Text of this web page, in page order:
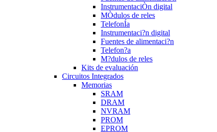
InstrumentaciÒn digital
MÒdulos de reles
TelefonÍa
Instrumentaci?n digital
Fuentes de alimentaci?n
Telefon?a
M?dulos de reles
Kits de evaluación
Circuitos Integrados
Memorias
SRAM
DRAM
NVRAM
PROM
EPROM